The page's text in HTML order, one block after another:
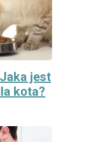
jest
kota?